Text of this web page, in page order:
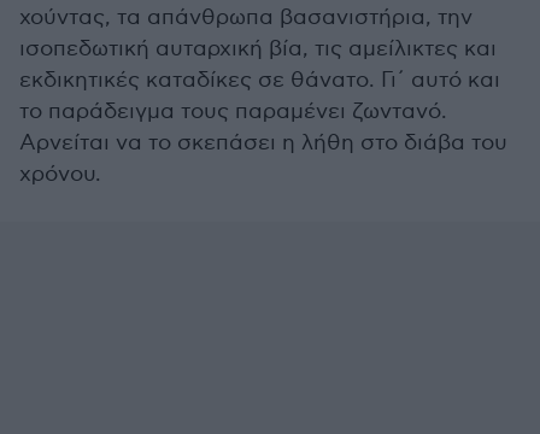
χούντας, τα απάνθρωπα βασανιστήρια, την
ισοπεδωτική αυταρχική βία, τις αμείλικτες και
εκδικητικές καταδίκες σε θάνατο. Γι΄ αυτό και
το παράδειγμα τους παραμένει ζωντανό.
Αρνείται να το σκεπάσει η λήθη στο διάβα του
χρόνου.